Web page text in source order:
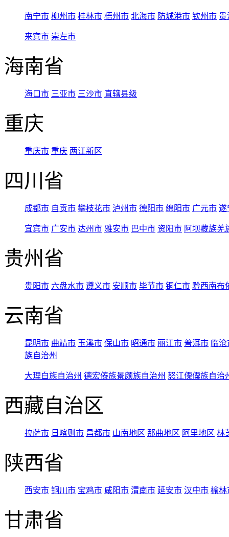
南宁市 柳州市 桂林市 梧州市 北海市 防城港市 钦州市 贵
来宾市 崇左市
海南省
海口市 三亚市 三沙市 直辖县级
重庆
重庆市 重庆 两江新区
四川省
成都市 自贡市 攀枝花市 泸州市 德阳市 绵阳市 广元市 遂
宜宾市 广安市 达州市 雅安市 巴中市 资阳市 阿坝藏族羌
贵州省
贵阳市 六盘水市 遵义市 安顺市 毕节市 铜仁市 黔西南布
云南省
昆明市 曲靖市 玉溪市 保山市 昭通市 丽江市 普洱市 临
族自治州
大理白族自治州 德宏傣族景颇族自治州 怒江傈僳族自治
西藏自治区
拉萨市 日喀则市 昌都市 山南地区 那曲地区 阿里地区 林
陕西省
西安市 铜川市 宝鸡市 咸阳市 渭南市 延安市 汉中市 榆林
甘肃省